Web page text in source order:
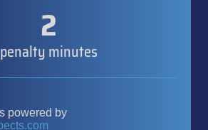
2
penalty minutes